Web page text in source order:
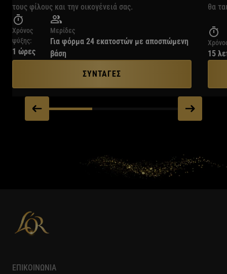
τους φίλους και την οικογένειά σας.
Χρόνος
ψύξης:
1 ώρες
Μερίδες
Για φόρμα 24 εκατοστών με αποσπώμενη
βάση
ΣΥΝΤΑΓΕΣ
θα
15
ΕΠΙΚΟΙΝΩΝΙΑ